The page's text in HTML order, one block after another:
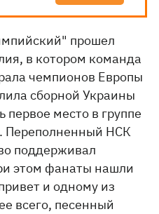
прошел
в котором команда
чемпионов Европы
сборной Украины
первое место в группе
Переполненный НСК
поддерживал
этом фанаты нашли
и одному из
всего, песенный